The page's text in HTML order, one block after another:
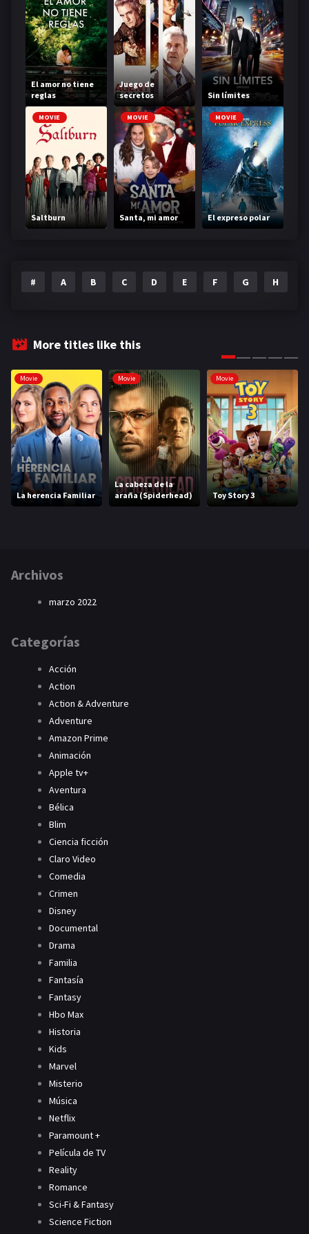
El amor no tiene
reglas
Juego de
secretos
Sin límites
MOVIE
Saltburn
MOVIE
Santa, mi amor
MOVIE
El expreso polar
# A B C D E F G H
More titles like this
Movie
La herencia Familiar
Movie
La cabeza de la
araña (Spiderhead)
Movie
Toy Story 3
Archivos
marzo 2022
Categorías
Acción
Action
Action & Adventure
Adventure
Amazon Prime
Animación
Apple tv+
Aventura
Bélica
Blim
Ciencia ficción
Claro Video
Comedia
Crimen
Disney
Documental
Drama
Familia
Fantasía
Fantasy
Hbo Max
Historia
Kids
Marvel
Misterio
Música
Netflix
Paramount +
Película de TV
Reality
Romance
Sci-Fi & Fantasy
Science Fiction